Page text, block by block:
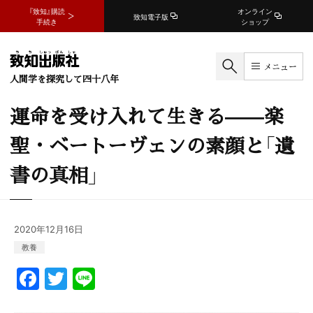
『致知』購読
手続き
致知電子版
オンライン
ショップ
人間学を探究して四十八年
メニュー
運命を受け入れて生きる——楽
聖・ベートーヴェンの素顔と「遺
書の真相」
2020年12月16日
教養
F
a
T
w